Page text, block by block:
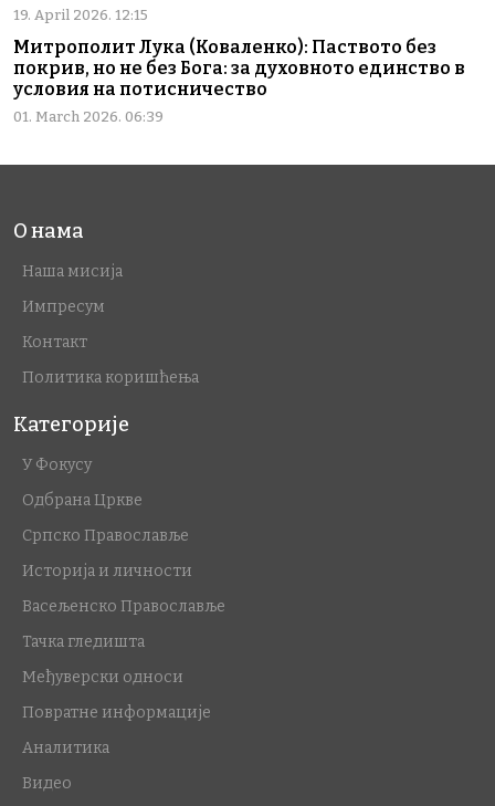
19. April 2026. 12:15
Митрополит Лука (Коваленко): Паството без
покрив, но не без Бога: за духовното единство в
условия на потисничество
01. March 2026. 06:39
О нама
Наша мисија
Импресум
Контакт
Политика коришћења
Категорије
У Фокусу
Одбрана Цркве
Српско Православље
Историја и личности
Васељенско Православље
Тачка гледишта
Међуверски односи
Повратне информације
Аналитика
Видео